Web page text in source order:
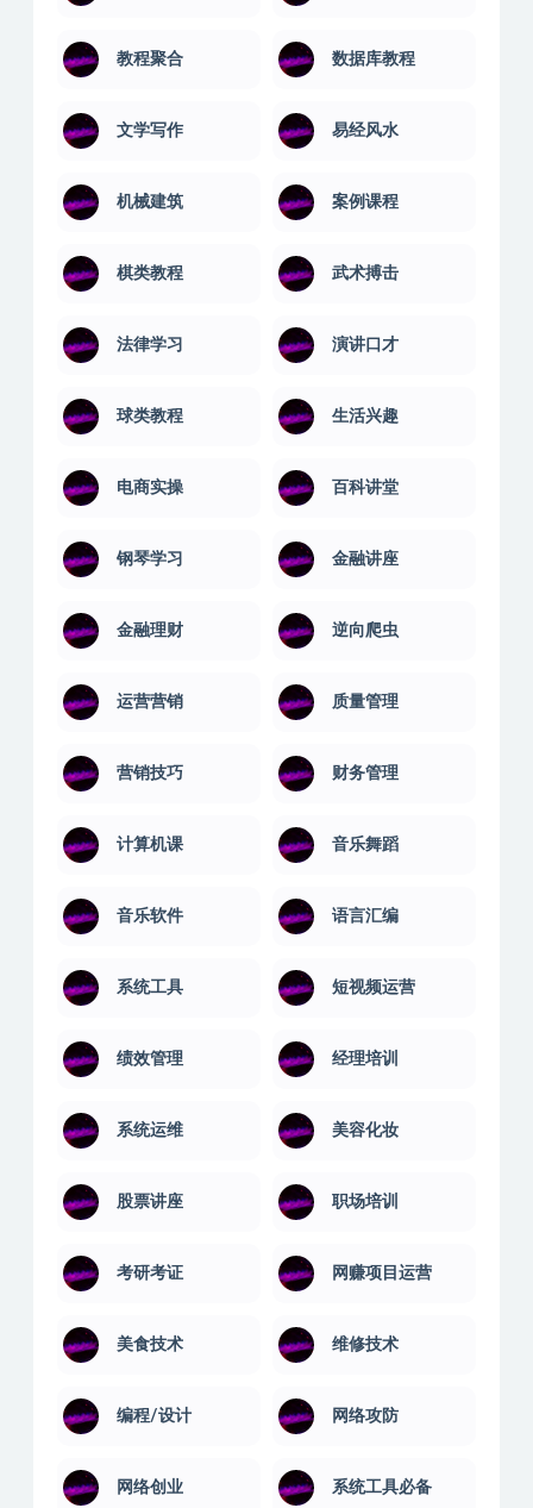
教程聚合 数据库教程
文学写作 易经风水
机械建筑 案例课程
棋类教程 武术搏击
法律学习 演讲口才
球类教程 生活兴趣
电商实操 百科讲堂
钢琴学习 金融讲座
金融理财 逆向爬虫
运营营销 质量管理
营销技巧 财务管理
计算机课 音乐舞蹈
音乐软件 语言汇编
系统工具 短视频运营
绩效管理 经理培训
系统运维 美容化妆
股票讲座 职场培训
考研考证 网赚项目运营
美食技术 维修技术
编程/设计 网络攻防
网络创业 系统工具必备